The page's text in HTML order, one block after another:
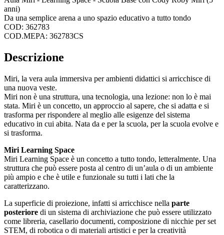
anni)
Da una semplice arena a uno spazio educativo a tutto tondo
COD: 362783
COD.MEPA: 362783CS
Descrizione
Miri, la vera aula immersiva per ambienti didattici si arricchisce di
una nuova veste.
Miri non è una struttura, una tecnologia, una lezione: non lo è mai
stata. Miri è un concetto, un approccio al sapere, che si adatta e si
trasforma per rispondere al meglio alle esigenze del sistema
educativo in cui abita. Nata da e per la scuola, per la scuola evolve e
si trasforma.
Miri Learning Space
Miri Learning Space è un concetto a tutto tondo, letteralmente. Una
struttura che può essere posta al centro di un’aula o di un ambiente
più ampio e che è utile e funzionale su tutti i lati che la
caratterizzano.
La superficie di proiezione, infatti si arricchisce nella parte
posteriore di un sistema di archiviazione che può essere utilizzato
come libreria, casellario documenti, composizione di nicchie per set
STEM, di robotica o di materiali artistici e per la creatività